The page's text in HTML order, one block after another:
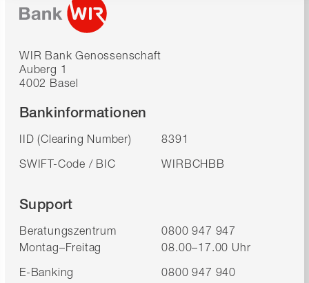
WIR Bank Genossenschaft
Auberg 1
4002 Basel
Bankinformationen
IID (Clearing Number)
8391
SWIFT-Code / BIC
WIRBCHBB
Support
Beratungszentrum
0800 947 947
Montag–Freitag
08.00–17.00 Uhr
E-Banking
0800 947 940